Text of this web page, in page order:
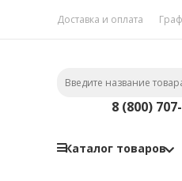
Доставка и оплата
8 (800)
Каталог товаров